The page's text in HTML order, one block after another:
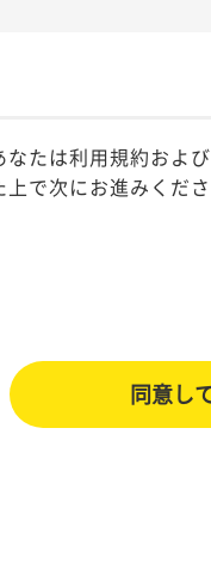
たは利用規約およ
で次にお進みくださ